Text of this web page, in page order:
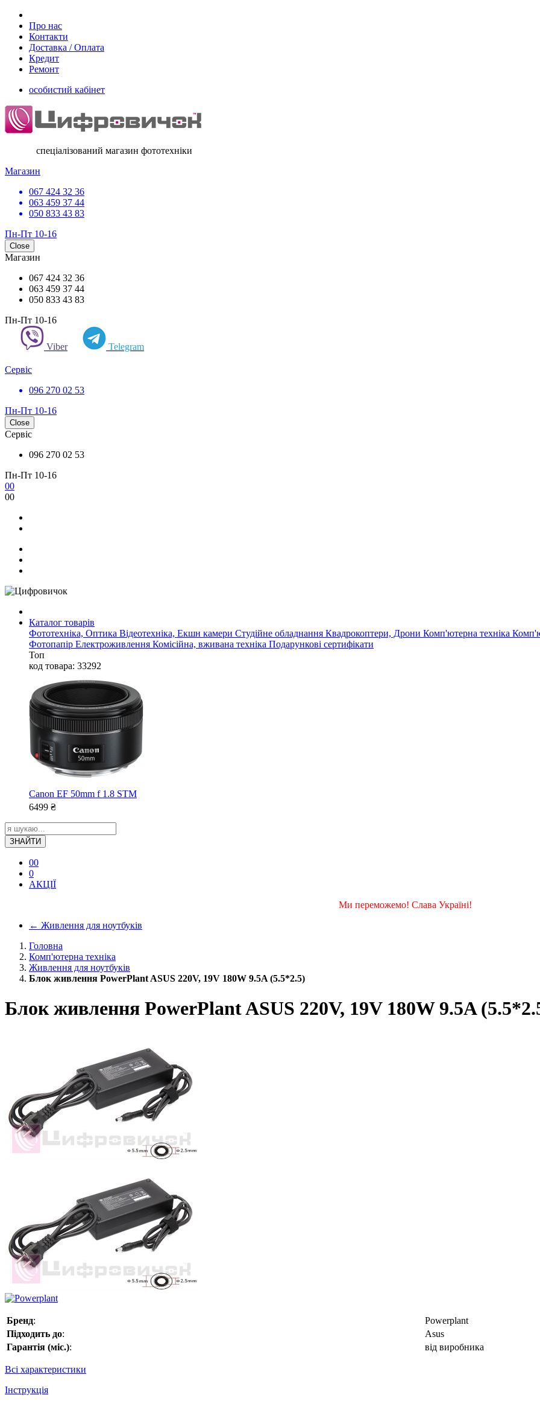
Про нас
Контакти
Доставка / Оплата
Кредит
Ремонт
особистий кабінет
спеціалізований магазин фототехніки
Магазин
067 424 32 36
063 459 37 44
050 833 43 83
Пн-Пт 10-16
Close
Магазин
067 424 32 36
063 459 37 44
050 833 43 83
Пн-Пт 10-16
Viber Telegram
Сервіс
096 270 02 53
Пн-Пт 10-16
Close
Сервіс
096 270 02 53
Пн-Пт 10-16
00
00
Каталог товарів
Фототехніка, Оптика Відеотехніка, Екшн камери Студійне обладнання Квадрокоптери, Дрони Комп'ютерна техніка
Фотопапір Електроживлення Комісійна, вживана техніка Подарункові сертифікати
Топ
код товара: 33292
Canon EF 50mm f 1.8 STM
6499 ₴
ЗНАЙТИ
00
0
АКЦІЇ
Ми переможемо! Слава Україні!
← Живлення для ноутбуків
Головна
Комп'ютерна техніка
Живлення для ноутбуків
Блок живлення PowerPlant ASUS 220V, 19V 180W 9.5A (5.5*2.5)
Блок живлення PowerPlant ASUS 220V, 19V 180W 9.5A
Бренд:
Powerplant
Підходить до:
Asus
Гарантія (міс.): від виробника
Всі характеристики
Інструкція